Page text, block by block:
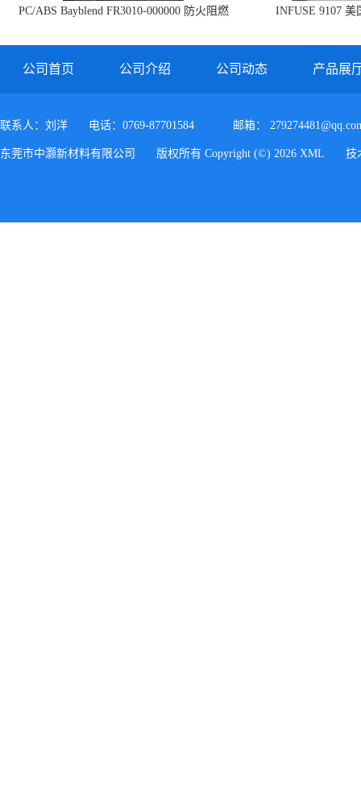
PC/ABS Bayblend FR3010-000000 防火阻燃
INFUSE 9107 美
公司首页 公司介绍 公司动态 产品展
联系人：刘洋 电话：0769-87701584 邮箱：
东莞市中灏新材料有限公司 版权所有 Copyright (©) 2026 XML 技